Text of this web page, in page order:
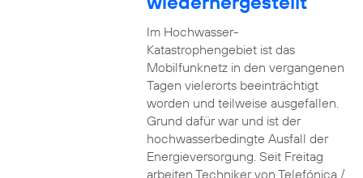
Im Hochwasser-
Katastrophengebiet ist das
Mobilfunknetz in den vergangenen
Tagen vielerorts beeinträchtigt
worden und teilweise ausgefallen.
Grund dafür war und ist der
hochwasserbedingte Ausfall der
Energieversorgung. Seit Freitag
arbeiten Techniker von Telefónica /